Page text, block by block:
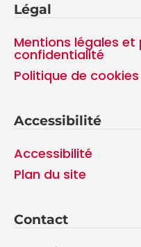
Légal
Mentions légales et
confidentialité
Politique de cookies
Accessibilité
Accessibilité
Plan du site
Contact